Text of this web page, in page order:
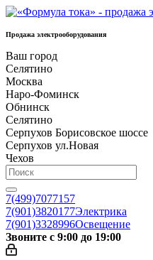
Продажа электрооборудования
Ваш город
Селятино
Москва
Наро-Фоминск
Обнинск
Селятино
Серпухов Борисовское шоссе
Серпухов ул.Новая
Чехов
7(499)7077157
7(901)3820177Электрика
7(901)3328996Освещение
Звоните с 9:00 до 19:00